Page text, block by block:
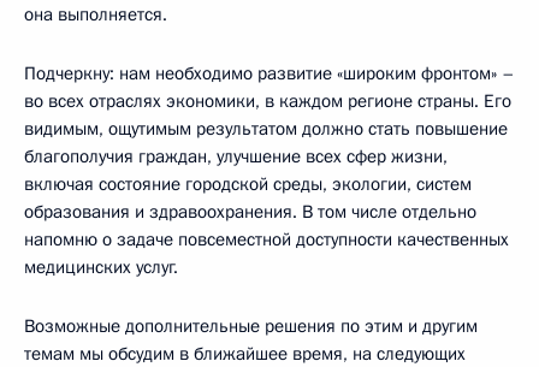
она выполняется.
Подчеркну: нам необходимо развитие «широким фронтом» –
во всех отраслях экономики, в каждом регионе страны. Его
видимым, ощутимым результатом должно стать повышение
благополучия граждан, улучшение всех сфер жизни,
включая состояние городской среды, экологии, систем
образования и здравоохранения. В том числе отдельно
напомню о задаче повсеместной доступности качественных
медицинских услуг.
Возможные дополнительные решения по этим и другим
темам мы обсудим в ближайшее время, на следующих